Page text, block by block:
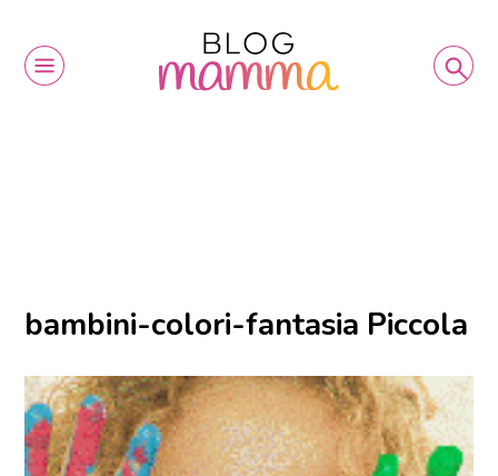
bambini-colori-fantasia Piccola